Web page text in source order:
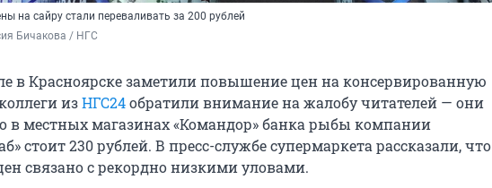
на сайру стали переваливать за 200 рублей
Бичакова / НГС
в Красноярске заметили повышение цен на консервированную
изНГС24обратили внимание на жалобу читателей — они
в местных магазинах «Командор» банка рыбы компании
стоит 230 рублей. В пресс-службе супермаркета рассказали, что
связано с рекордно низкими уловами.